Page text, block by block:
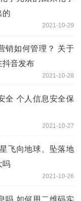
的
2021-10-29
销如何管理？ 关于
抖音发布
2021-10-28
全 个人信息安全保
2021-10-27
飞向地球、坠落地
吗
2021-10-26
吗 如何用二维码实